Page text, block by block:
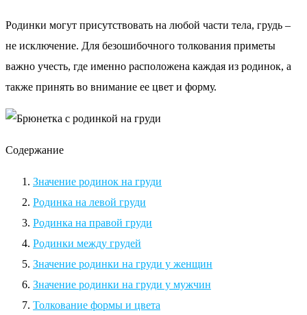
Родинки могут присутствовать на любой части тела, грудь –
не исключение. Для безошибочного толкования приметы
важно учесть, где именно расположена каждая из родинок, а
также принять во внимание ее цвет и форму.
Содержание
Значение родинок на груди
Родинка на левой груди
Родинка на правой груди
Родинки между грудей
Значение родинки на груди у женщин
Значение родинки на груди у мужчин
Толкование формы и цвета